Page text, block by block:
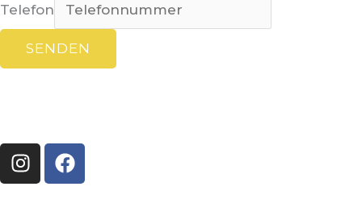
Telefon
SENDEN
I
n
F
a